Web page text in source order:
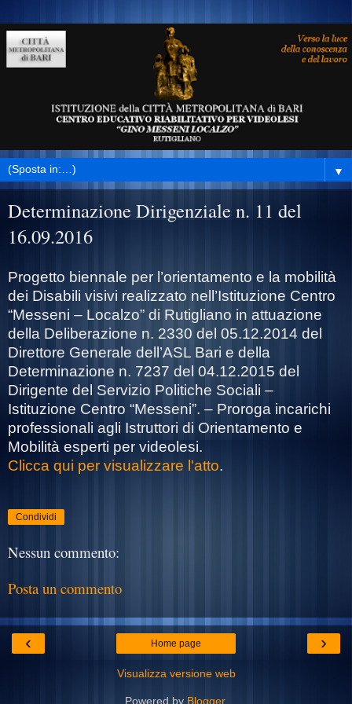
▼
Determinazione Dirigenziale n. 11 del
16.09.2016
Progetto biennale per l’orientamento e la mobilità
dei Disabili visivi realizzato nell’Istituzione Centro
“Messeni – Localzo” di Rutigliano in attuazione
della Deliberazione n. 2330 del 05.12.2014 del
Direttore Generale dell’ASL Bari e della
Determinazione n. 7237 del 04.12.2015 del
Dirigente del Servizio Politiche Sociali –
Istituzione Centro “Messeni”. – Proroga incarichi
professionali agli Istruttori di Orientamento e
Mobilità esperti per videolesi.
Clicca qui per visualizzare l'atto.
Condividi
Nessun commento:
Posta un commento
‹ ›
Home page
Visualizza versione web
Powered by Blogger.